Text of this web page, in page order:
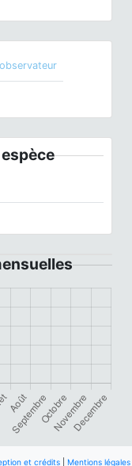
observateur
et crédits Mentions légales